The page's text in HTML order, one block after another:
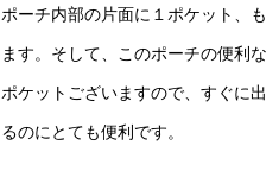
ポーチ内部の片面に１ポケット、
ます。そして、このポーチの便利
ポケットございますので、すぐに
るのにとても便利です。